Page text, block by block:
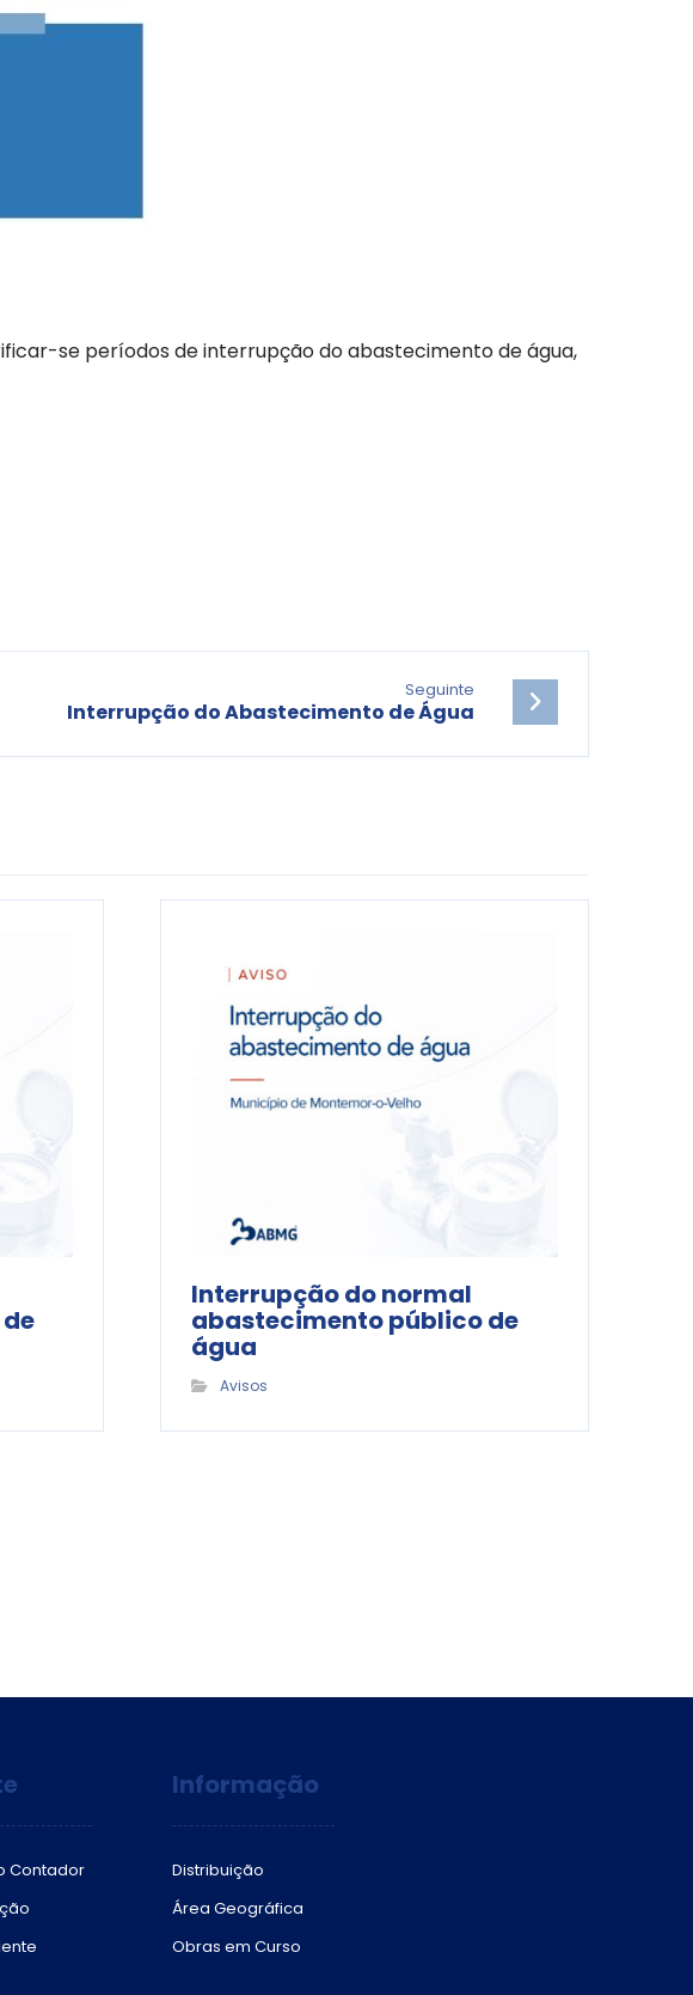
se períodos de interrupção do abastecimento de água,
Seguinte
Interrupção do Abastecimento de Água
Interrupção do normal
abastecimento público de
água
Avisos
Contador
Informação
Distribuição
Área Geográfica
Obras em Curso